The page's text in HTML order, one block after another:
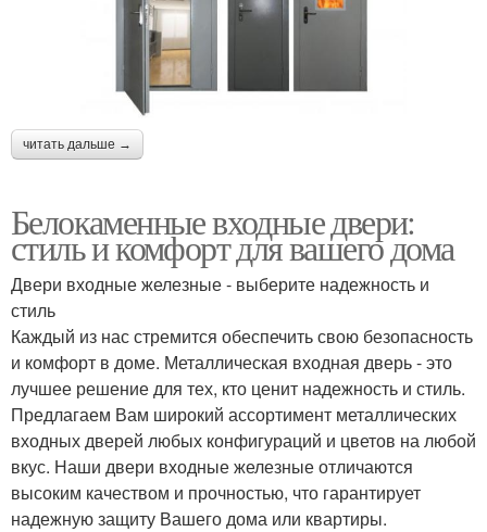
читать дальше →
Белокаменные входные двери:
стиль и комфорт для вашего дома
Двери входные железные - выберите надежность и
стиль
Каждый из нас стремится обеспечить свою безопасность
и комфорт в доме. Металлическая входная дверь - это
лучшее решение для тех, кто ценит надежность и стиль.
Предлагаем Вам широкий ассортимент металлических
входных дверей любых конфигураций и цветов на любой
вкус. Наши двери входные железные отличаются
высоким качеством и прочностью, что гарантирует
надежную защиту Вашего дома или квартиры.